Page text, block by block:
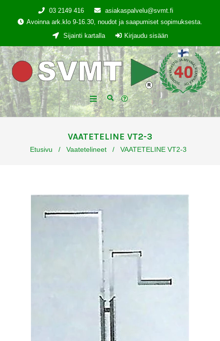
03 2149 416
asiakaspalvelu@svmt.fi
Avoinna ark.klo 9-16.30, noudot ja saapumiset sopimuksesta.
Sijainti kartalla
Kirjaudu sisään
VAATETELINE VT2-3
Etusivu / Vaatetelineet / VAATETELINE VT2-3